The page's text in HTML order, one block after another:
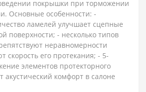
покрышки при торможении
Основные особенности: -
ламелей улучшает сцепные
поверхности; - несколько типов
неравномерности
скорость его протекания; - 5-
элементов протекторного
акустический комфорт в салоне